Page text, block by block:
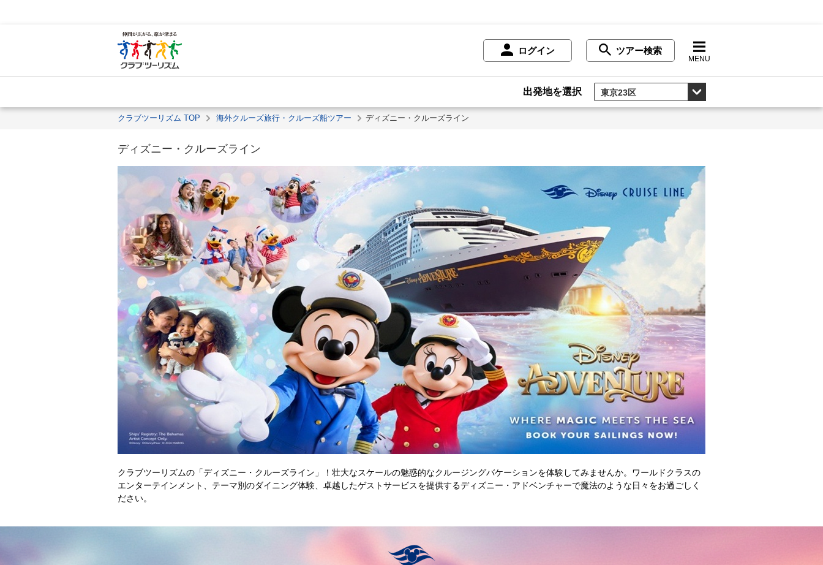
ログイン ツアー検索
MENU
出発地を選択
クラブツーリズム TOP 海外クルーズ旅行・クルーズ船ツアー ディズニー・クルーズライン
ディズニー・クルーズライン
クラブツーリズムの「ディズニー・クルーズライン」！壮大なスケールの魅惑的なクルージングバケーションを体験してみませんか。ワールドクラスの
エンターテインメント、テーマ別のダイニング体験、卓越したゲストサービスを提供するディズニー・アドベンチャーで魔法のような日々をお過ごしく
ださい。